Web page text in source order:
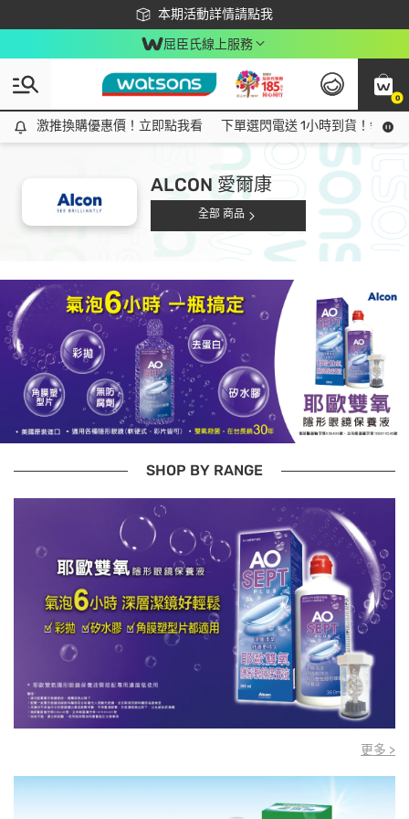
本期活動詳情請點我
下載app最高回饋$350
屈臣氏線上服務
0
激推換購優惠價！立即點我看
激推換購優惠價！立即點我看 下單選閃電送 1小時到貨！領神
ALCON 愛爾康
全部 商品
SHOP BY RANGE
更多 >